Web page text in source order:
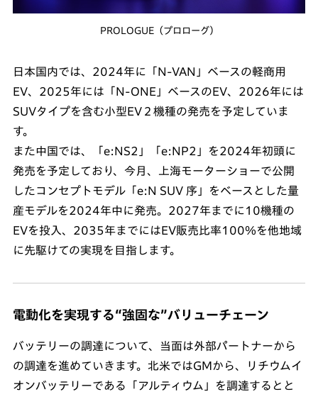
PROLOGUE（プロローグ）
日本国内では、2024年に「N-VAN」ベースの軽商用
EV、2025年には「N-ONE」ベースのEV、2026年には
SUVタイプを含む小型EV２機種の発売を予定していま
す。
また中国では、「e:NS2」「e:NP2」を2024年初頭に
発売を予定しており、今月、上海モーターショーで公開
したコンセプトモデル「e:N SUV 序」をベースとした量
産モデルを2024年中に発売。2027年までに10機種の
EVを投入、2035年までにはEV販売比率100％を他地域
に先駆けての実現を目指します。
電動化を実現する“強固な”バリューチェーン
バッテリーの調達について、当面は外部パートナーから
の調達を進めていきます。北米ではGMから、リチウムイ
オンバッテリーである「アルティウム」を調達するとと